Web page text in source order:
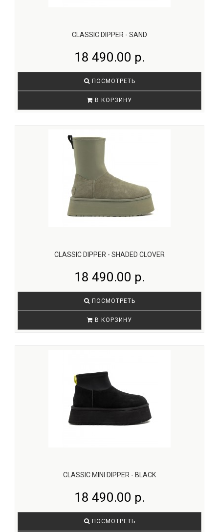
CLASSIC DIPPER - SAND
18 490.00 р.
ПОСМОТРЕТЬ
В КОРЗИНУ
CLASSIC DIPPER - SHADED CLOVER
18 490.00 р.
ПОСМОТРЕТЬ
В КОРЗИНУ
CLASSIC MINI DIPPER - BLACK
18 490.00 р.
ПОСМОТРЕТЬ